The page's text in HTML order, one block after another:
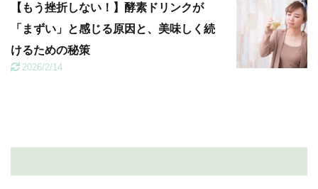
【もう挫折しない！】酵素ドリンクが
「まずい」と感じる原因と、美味しく続
けるための秘策
2026/2/14